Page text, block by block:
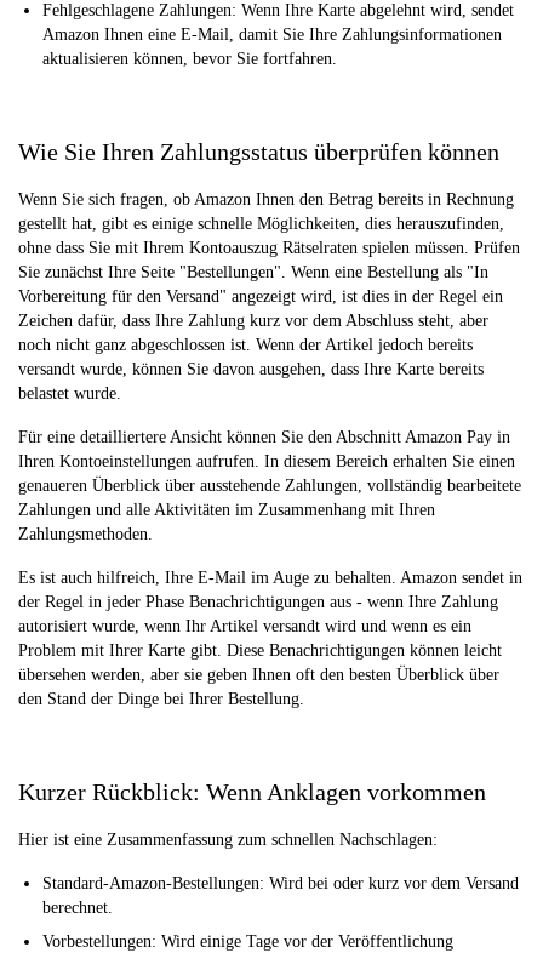
Fehlgeschlagene Zahlungen: Wenn Ihre Karte abgelehnt wird, sendet
Amazon Ihnen eine E-Mail, damit Sie Ihre Zahlungsinformationen
aktualisieren können, bevor Sie fortfahren.
Wie Sie Ihren Zahlungsstatus überprüfen können
Wenn Sie sich fragen, ob Amazon Ihnen den Betrag bereits in Rechnung
gestellt hat, gibt es einige schnelle Möglichkeiten, dies herauszufinden,
ohne dass Sie mit Ihrem Kontoauszug Rätselraten spielen müssen. Prüfen
Sie zunächst Ihre Seite "Bestellungen". Wenn eine Bestellung als "In
Vorbereitung für den Versand" angezeigt wird, ist dies in der Regel ein
Zeichen dafür, dass Ihre Zahlung kurz vor dem Abschluss steht, aber
noch nicht ganz abgeschlossen ist. Wenn der Artikel jedoch bereits
versandt wurde, können Sie davon ausgehen, dass Ihre Karte bereits
belastet wurde.
Für eine detailliertere Ansicht können Sie den Abschnitt Amazon Pay in
Ihren Kontoeinstellungen aufrufen. In diesem Bereich erhalten Sie einen
genaueren Überblick über ausstehende Zahlungen, vollständig bearbeitete
Zahlungen und alle Aktivitäten im Zusammenhang mit Ihren
Zahlungsmethoden.
Es ist auch hilfreich, Ihre E-Mail im Auge zu behalten. Amazon sendet in
der Regel in jeder Phase Benachrichtigungen aus - wenn Ihre Zahlung
autorisiert wurde, wenn Ihr Artikel versandt wird und wenn es ein
Problem mit Ihrer Karte gibt. Diese Benachrichtigungen können leicht
übersehen werden, aber sie geben Ihnen oft den besten Überblick über
den Stand der Dinge bei Ihrer Bestellung.
Kurzer Rückblick: Wenn Anklagen vorkommen
Hier ist eine Zusammenfassung zum schnellen Nachschlagen:
Standard-Amazon-Bestellungen: Wird bei oder kurz vor dem Versand
berechnet.
Vorbestellungen: Wird einige Tage vor der Veröffentlichung